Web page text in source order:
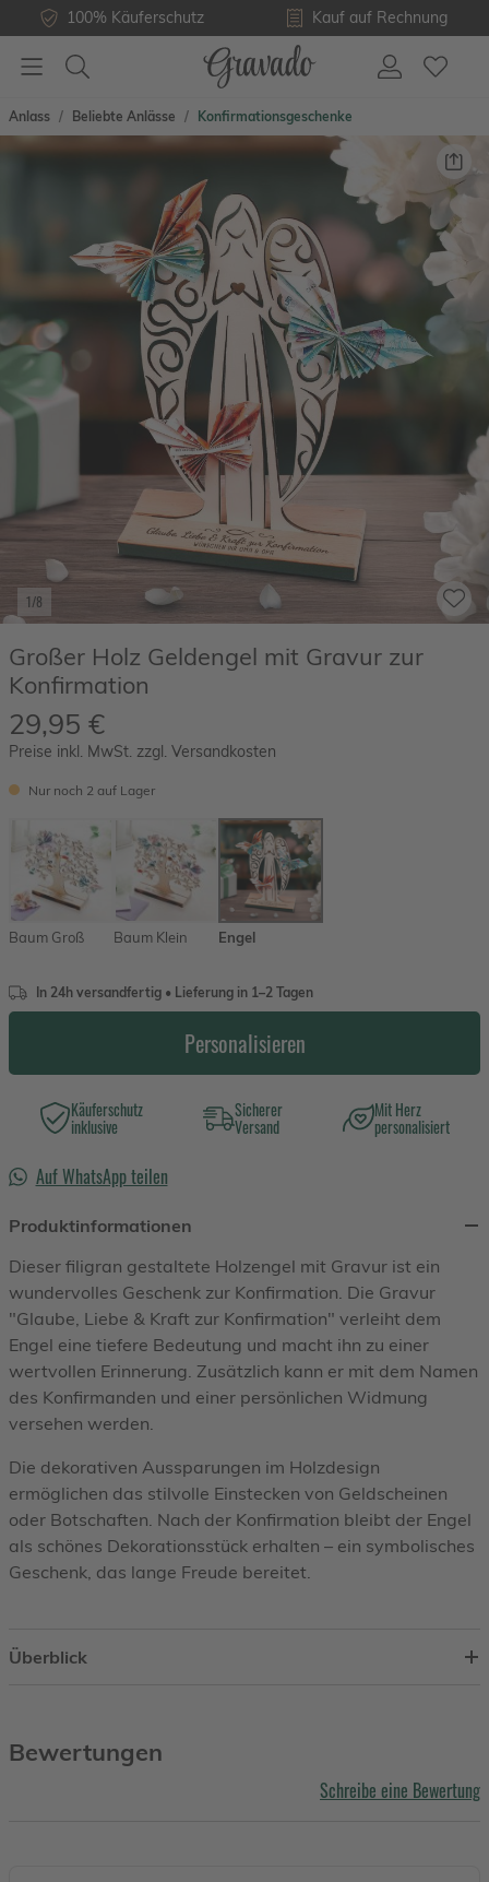
100% Käuferschutz Kauf auf Rechnung
Anlass Beliebte Anlässe Konfirmationsgeschenke
1/8
Großer Holz Geldengel mit Gravur zur
Konfirmation
29,95 €
Preise inkl. MwSt. zzgl. Versandkosten
Nur noch 2 auf Lager
Baum Groß Baum Klein Engel
In 24h versandfertig • Lieferung in 1–2 Tagen
Personalisieren
Käuferschutz
inklusive
Sicherer
Versand
Mit Herz
personalisiert
Auf WhatsApp teilen
Produktinformationen
Dieser filigran gestaltete Holzengel mit Gravur ist ein
wundervolles Geschenk zur Konfirmation. Die Gravur
"Glaube, Liebe & Kraft zur Konfirmation" verleiht dem
Engel eine tiefere Bedeutung und macht ihn zu einer
wertvollen Erinnerung. Zusätzlich kann er mit dem Namen
des Konfirmanden und einer persönlichen Widmung
versehen werden.
Die dekorativen Aussparungen im Holzdesign
ermöglichen das stilvolle Einstecken von Geldscheinen
oder Botschaften. Nach der Konfirmation bleibt der Engel
als schönes Dekorationsstück erhalten – ein symbolisches
Geschenk, das lange Freude bereitet.
Überblick
Bewertungen
Schreibe eine Bewertung